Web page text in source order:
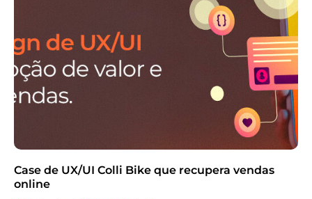
Case de UX/UI Colli Bike que recupera vendas
online